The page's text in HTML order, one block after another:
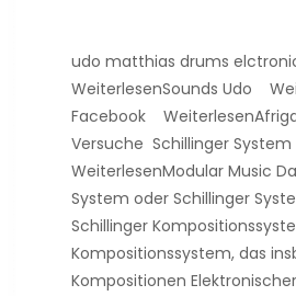
udo matthias drums
WeiterlesenSounds Udo
Facebook
Versuche Schillinger System
WeiterlesenModular Music
System oder Schillinger
Schillinger
Kompositionssystem, das
Kompositionen